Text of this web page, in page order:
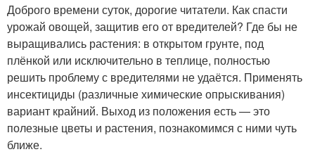
Доброго времени суток, дорогие читатели. Как спасти
урожай овощей, защитив его от вредителей? Где бы не
выращивались растения: в открытом грунте, под
плёнкой или исключительно в теплице, полностью
решить проблему с вредителями не удаётся. Применять
инсектициды (различные химические опрыскивания)
вариант крайний. Выход из положения есть — это
полезные цветы и растения, познакомимся с ними чуть
ближе.